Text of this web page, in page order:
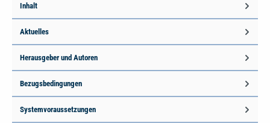
Inhalt
Aktuelles
Herausgeber und Autoren
Bezugsbedingungen
Systemvoraussetzungen